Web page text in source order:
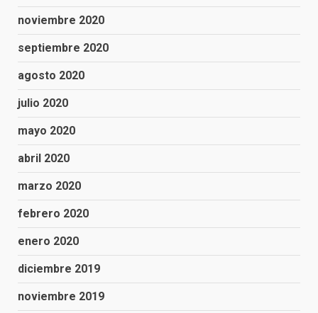
noviembre 2020
septiembre 2020
agosto 2020
julio 2020
mayo 2020
abril 2020
marzo 2020
febrero 2020
enero 2020
diciembre 2019
noviembre 2019